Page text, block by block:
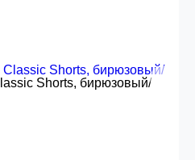
Shorts, бирюзовый/